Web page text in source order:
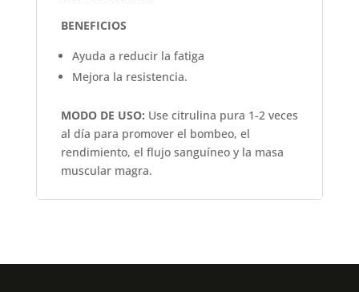
BENEFICIOS
Ayuda a reducir la fatiga
Mejora la resistencia.
MODO DE USO: Use citrulina pura 1-2 veces
al día para promover el bombeo, el
rendimiento, el flujo sanguíneo y la masa
muscular magra.